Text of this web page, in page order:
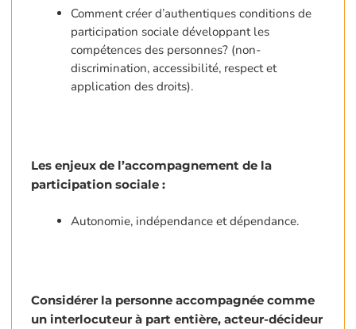
Comment créer d’authentiques conditions de
participation sociale développant les
compétences des personnes? (non-
discrimination, accessibilité, respect et
application des droits).
Les enjeux de l’accompagnement de la
participation sociale :
Autonomie, indépendance et dépendance.
Considérer la personne accompagnée comme
un interlocuteur à part entière, acteur-décideur